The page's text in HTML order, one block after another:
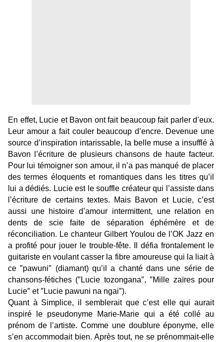
En effet, Lucie et Bavon ont fait beaucoup fait parler d’eux.
Leur amour a fait couler beaucoup d’encre. Devenue une
source d’inspiration intarissable, la belle muse a insufflé à
Bavon l’écriture de plusieurs chansons de haute facteur.
Pour lui témoigner son amour, il n’a pas manqué de placer
des termes éloquents et romantiques dans les titres qu’il
lui a dédiés. Lucie est le souffle créateur qui l’assiste dans
l’écriture de certains textes. Mais Bavon et Lucie, c’est
aussi une histoire d’amour intermittent, une relation en
dents de scie faite de séparation éphémère et de
réconciliation. Le chanteur Gilbert Youlou de l’OK Jazz en
a profité pour jouer le trouble-fête. Il défia frontalement le
guitariste en voulant casser la fibre amoureuse qui la liait à
ce ″pawuni″ (diamant) qu’il a chanté dans une série de
chansons-fétiches (″Lucie tozongana″, ″Mille zaïres pour
Lucie″ et ″Lucie pawuni na ngai″).
Quant à Simplice, il semblerait que c’est elle qui aurait
inspiré le pseudonyme Marie-Marie qui a été collé au
prénom de l’artiste. Comme une doublure éponyme, elle
s’en accommodait bien. Après tout, ne se prénommait-elle